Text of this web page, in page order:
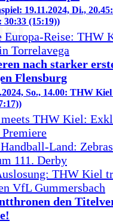
19.11.2024, Di.,
(15:19))
Europa-Reise: THW
Torrelavega
nach starker
Flensburg
So., 14.00: THW
meets THW Kiel:
Land:
111. Derby
THW Kiel
VfL Gummersbach
den